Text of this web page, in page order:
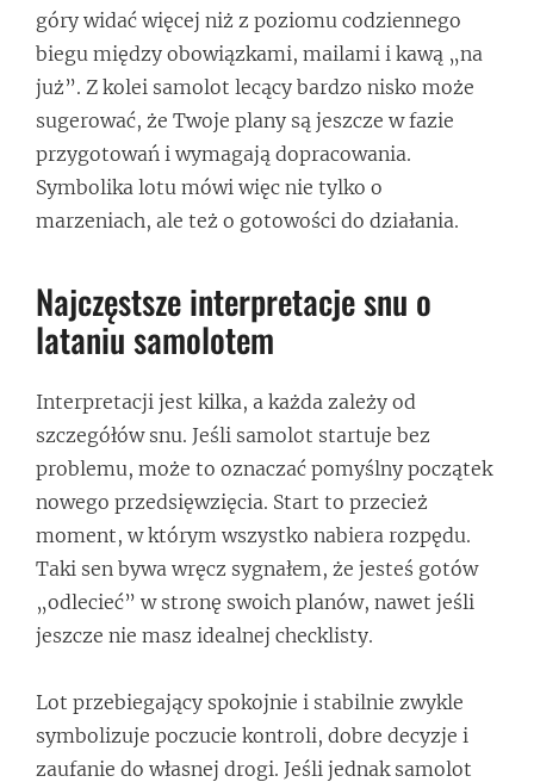
góry widać więcej niż z poziomu codziennego
biegu między obowiązkami, mailami i kawą „na
już”. Z kolei samolot lecący bardzo nisko może
sugerować, że Twoje plany są jeszcze w fazie
przygotowań i wymagają dopracowania.
Symbolika lotu mówi więc nie tylko o
marzeniach, ale też o gotowości do działania.
Najczęstsze interpretacje snu o
lataniu samolotem
Interpretacji jest kilka, a każda zależy od
szczegółów snu. Jeśli samolot startuje bez
problemu, może to oznaczać pomyślny początek
nowego przedsięwzięcia. Start to przecież
moment, w którym wszystko nabiera rozpędu.
Taki sen bywa wręcz sygnałem, że jesteś gotów
„odlecieć” w stronę swoich planów, nawet jeśli
jeszcze nie masz idealnej checklisty.
Lot przebiegający spokojnie i stabilnie zwykle
symbolizuje poczucie kontroli, dobre decyzje i
zaufanie do własnej drogi. Jeśli jednak samolot